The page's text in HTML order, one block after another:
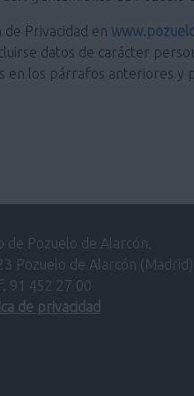
Privacidad en
datos de carácter
en los párrafos anteriores y
de Pozuelo de Alarcón.
Pozuelo de Alarcón (Madrid)
91 452 27 00
de privacidad